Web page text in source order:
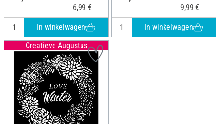
6,99 €
In winkelwagen
9,99 €
In winkelwagen
Creatieve Augustus